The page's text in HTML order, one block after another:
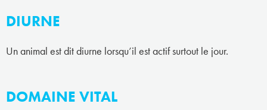
DIURNE
Un animal est dit diurne lorsqu’il est actif surtout le jour.
DOMAINE VITAL